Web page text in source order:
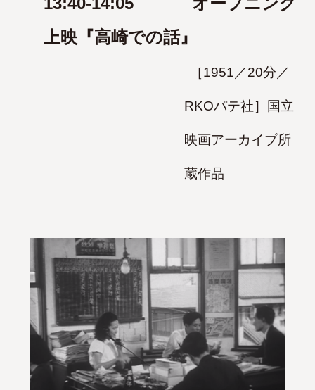
上映『高崎での話』
［1951／20分／
RKOパテ社］国立
映画アーカイブ所
蔵作品